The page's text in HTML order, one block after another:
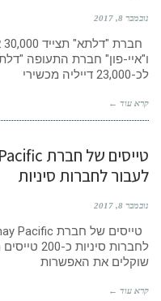
נובמבר 8, 2017
לכ-23,000 דייליה מכשירי
קרא עוד ←
לעבור לחברות סיניות
נובמבר 8, 2017
שוקלים את האפשרות
קרא עוד ←